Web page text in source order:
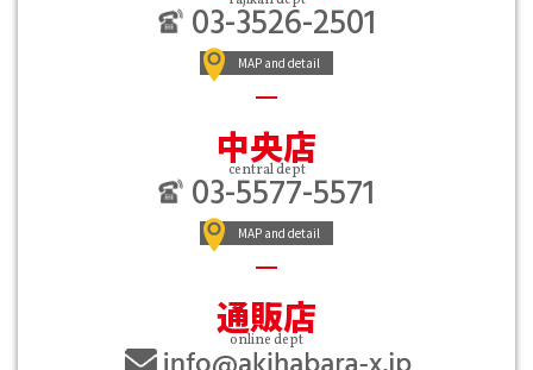
03-3526-2501
MAP and detail
中央店
central dept
03-5577-5571
MAP and detail
通販店
online dept